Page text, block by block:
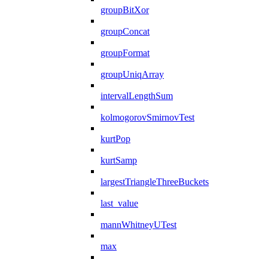
groupBitXor
groupConcat
groupFormat
groupUniqArray
intervalLengthSum
kolmogorovSmirnovTest
kurtPop
kurtSamp
largestTriangleThreeBuckets
last_value
mannWhitneyUTest
max